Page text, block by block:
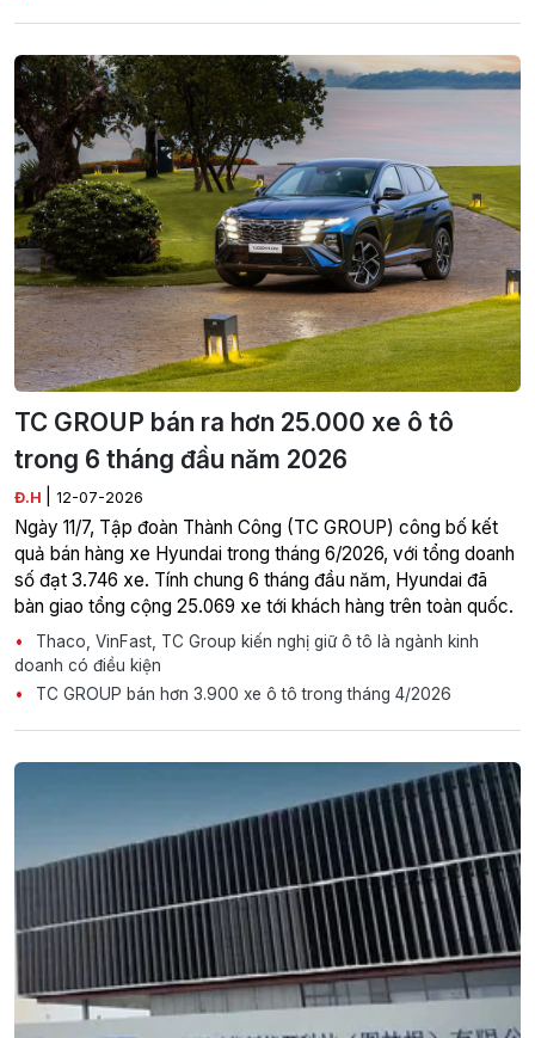
TC GROUP bán ra hơn 25.000 xe ô tô
trong 6 tháng đầu năm 2026
Đ.H 12-07-2026
Ngày 11/7, Tập đoàn Thành Công (TC GROUP) công bố kết
quả bán hàng xe Hyundai trong tháng 6/2026, với tổng doanh
số đạt 3.746 xe. Tính chung 6 tháng đầu năm, Hyundai đã
bàn giao tổng cộng 25.069 xe tới khách hàng trên toàn quốc.
Thaco, VinFast, TC Group kiến nghị giữ ô tô là ngành kinh
doanh có điều kiện
TC GROUP bán hơn 3.900 xe ô tô trong tháng 4/2026